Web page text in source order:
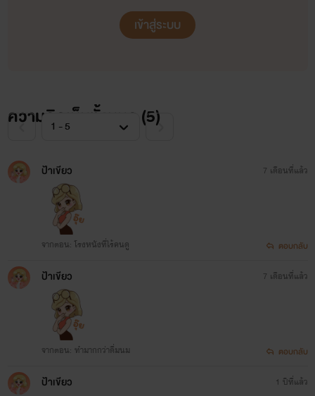
เข้าสู่ระบบ
ความคิดเห็นทั้งหมด (5)
ป้าเขียว
จากตอน: โรงหนังที่ไร้คนดู
7 เดือนที่แล้ว
ตอบกลับ
ป้าเขียว
จากตอน: ทำมากกว่าดื่มนม
7 เดือนที่แล้ว
ตอบกลับ
ป้าเขียว 1 ปีที่แล้ว